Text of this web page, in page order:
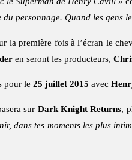
personnage. Quand les
la première fois à l’écran le
en seront les producteurs,
pour le 25 juillet 2015 avec
sur Dark Knight Returns,
dans tes moments les plus